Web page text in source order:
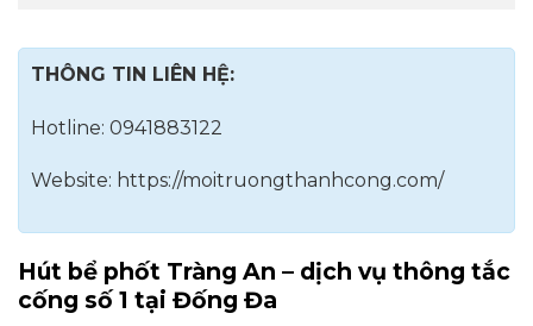
THÔNG TIN LIÊN HỆ:
Hotline: 0941883122
Website: https://moitruongthanhcong.com/
Hút bể phốt Tràng An – dịch vụ thông tắc
cống số 1 tại Đống Đa